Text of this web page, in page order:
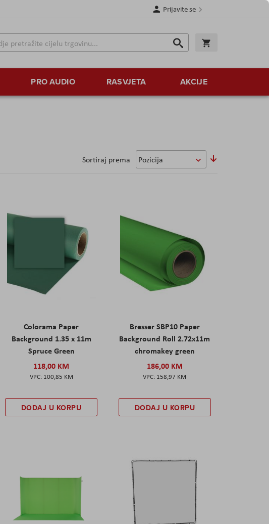
Prijavite se
Traži
Traži
PRO AUDIO RASVJETA AKCIJE
Sortiraj prema
Colorama Paper
Background 1.35 x 11m
Spruce Green
118,00 KM
100,85 KM
DODAJ U KORPU
Bresser SBP10 Paper
Background Roll 2.72x11m
chromakey green
186,00 KM
158,97 KM
DODAJ U KORPU